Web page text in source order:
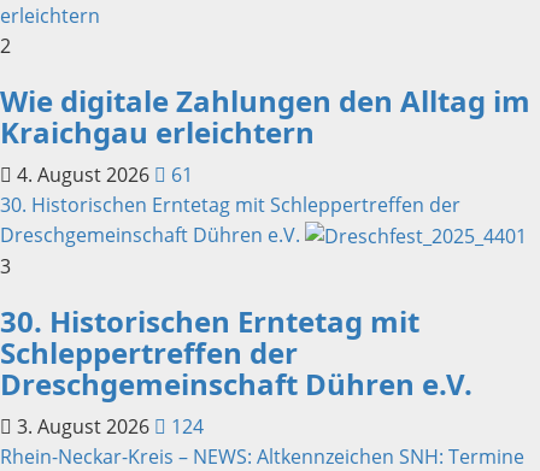
2
Wie digitale Zahlungen den Alltag im
Kraichgau erleichtern
4. August 2026
61
30. Historischen Erntetag mit Schleppertreffen der
Dreschgemeinschaft Dühren e.V.
3
30. Historischen Erntetag mit
Schleppertreffen der
Dreschgemeinschaft Dühren e.V.
3. August 2026
124
Rhein-Neckar-Kreis – NEWS: Altkennzeichen SNH: Termine